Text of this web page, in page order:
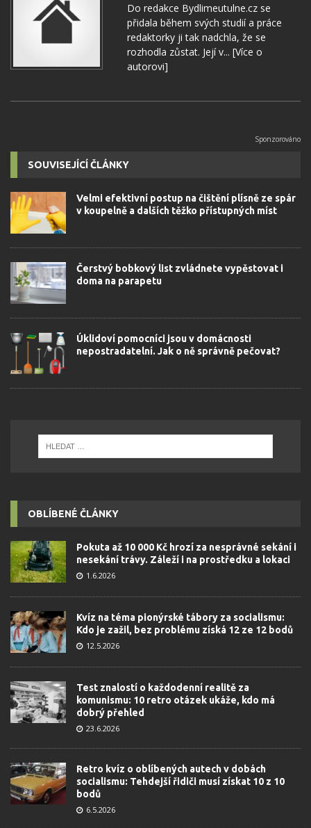
Do redakce Bydlimeutulne.cz se
přidala během svých studií a práce
redaktorky ji tak nadchla, že se
rozhodla zůstat. Její v... [Více o
autorovi]
SOUVISEJÍCÍ ČLÁNKY
Velmi efektivní postup na čištění plísně ze spár
v koupelně a dalších těžko přístupných míst
Čerstvý bobkový list zvládnete vypěstovat i
doma na parapetu
Úklidoví pomocníci jsou v domácnosti
nepostradatelní. Jak o ně správně pečovat?
OBLÍBENÉ ČLÁNKY
Pokuta až 10 000 Kč hrozí za nesprávné sekání i
nesekání trávy. Záleží i na prostředku a lokaci
1.6.2026
Kvíz na téma pionýrské tábory za socialismu:
Kdo je zažil, bez problému získá 12 ze 12 bodů
12.5.2026
Test znalostí o každodenní realitě za
komunismu: 10 retro otázek ukáže, kdo má
dobrý přehled
23.6.2026
Retro kvíz o oblíbených autech v dobách
socialismu: Tehdejší řidiči musí získat 10 z 10
bodů
6.5.2026